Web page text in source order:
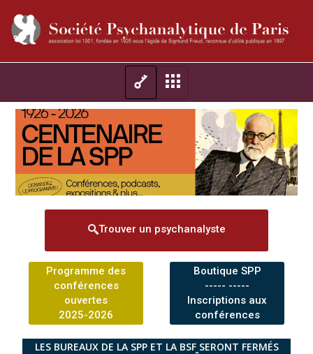
Trouver un psychanalyste
Programme des
conférences
ouvertes
2025-2026
Boutique SPP
----- -----
Inscriptions aux
conférences
LES BUREAUX DE LA SPP ET LA BSF SERONT FERMÉS